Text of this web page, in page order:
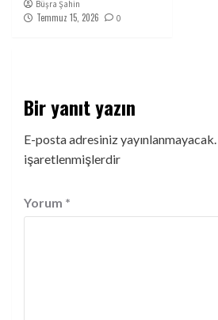
Büşra Şahin
Temmuz 15, 2026 0
Bir yanıt yazın
E-posta adresiniz yayınlanmayacak.
işaretlenmişlerdir
Yorum *